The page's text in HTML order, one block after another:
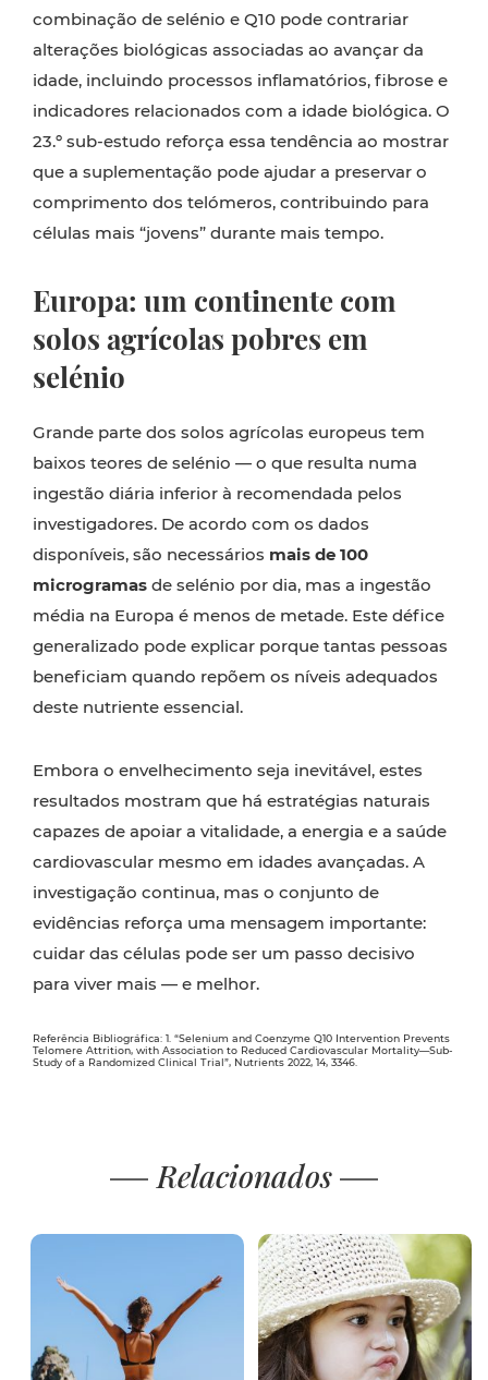
combinação de selénio e Q10 pode contrariar
alterações biológicas associadas ao avançar da
idade, incluindo processos inflamatórios, fibrose e
indicadores relacionados com a idade biológica. O
23.º sub-estudo reforça essa tendência ao mostrar
que a suplementação pode ajudar a preservar o
comprimento dos telómeros, contribuindo para
células mais “jovens” durante mais tempo.
Europa: um continente com
solos agrícolas pobres em
selénio
Grande parte dos solos agrícolas europeus tem
baixos teores de selénio — o que resulta numa
ingestão diária inferior à recomendada pelos
investigadores. De acordo com os dados
disponíveis, são necessários mais de 100
microgramas de selénio por dia, mas a ingestão
média na Europa é menos de metade. Este défice
generalizado pode explicar porque tantas pessoas
beneficiam quando repõem os níveis adequados
deste nutriente essencial.
Embora o envelhecimento seja inevitável, estes
resultados mostram que há estratégias naturais
capazes de apoiar a vitalidade, a energia e a saúde
cardiovascular mesmo em idades avançadas. A
investigação continua, mas o conjunto de
evidências reforça uma mensagem importante:
cuidar das células pode ser um passo decisivo
para viver mais — e melhor.
Referência Bibliográfica: 1. “Selenium and Coenzyme Q10 Intervention Prevents
Telomere Attrition, with Association to Reduced Cardiovascular Mortality—Sub-
Study of a Randomized Clinical Trial”, Nutrients 2022, 14, 3346.
Relacionados